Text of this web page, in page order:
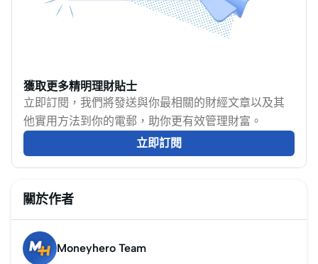
種類、交易平台，到投
明投資者！
並分析幾個2025 年最佳
的模擬交易平台，讓你
獲取更多精明理財貼士
立即訂閱，我們將發送與你最相關的財經文章以及其
他實用方法到你的電郵，助你更有效管理財富。
立即訂閱
關於作者
Moneyhero Team